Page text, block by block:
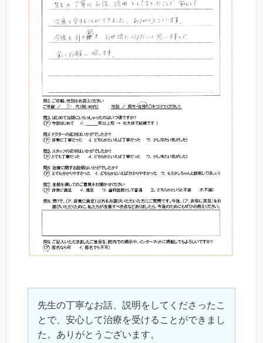
先生の丁寧なお話、説明をしてくださったこ
とで、安心して治療を受けることができまし
た。ありがとうございます。